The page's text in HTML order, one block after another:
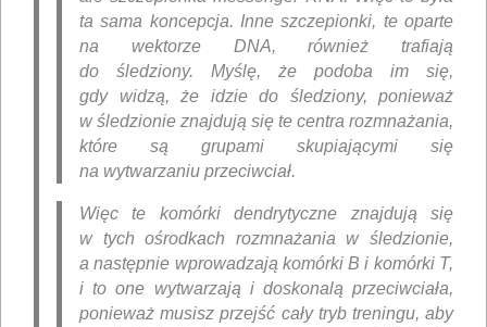
ta sama koncepcja. Inne szczepionki, te oparte
na wektorze DNA, również trafiają
do śledziony. Myślę, że podoba im się,
gdy widzą, że idzie do śledziony, ponieważ
w śledzionie znajdują się te centra rozmnażania,
które są grupami skupiającymi się
na wytwarzaniu przeciwciał.
Więc te komórki dendrytyczne znajdują się
w tych ośrodkach rozmnażania w śledzionie,
a następnie wprowadzają komórki B i komórki T,
i to one wytwarzają i doskonalą przeciwciała,
ponieważ musisz przejść cały tryb treningu, aby